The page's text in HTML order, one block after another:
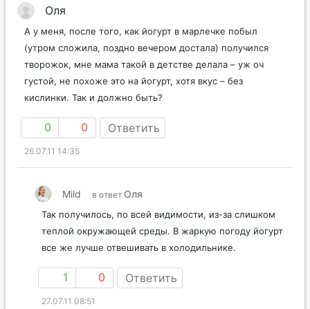
Оля
А у меня, после того, как йогурт в марлечке побыл
(утром сложила, поздно вечером достала) получился
творожок, мне мама такой в детстве делала – уж оч
густой, не похоже это на йогурт, хотя вкус – без
кислинки. Так и должно быть?
0 0 Ответить
26.07.11 14:35
Mild в ответ Оля
Так получилось, по всей видимости, из-за слишком
теплой окружающей среды. В жаркую погоду йогурт
все же лучше отвешивать в холодильнике.
1 0 Ответить
27.07.11 08:51